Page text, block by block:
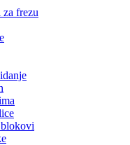
za frezu